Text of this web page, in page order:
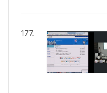
177.